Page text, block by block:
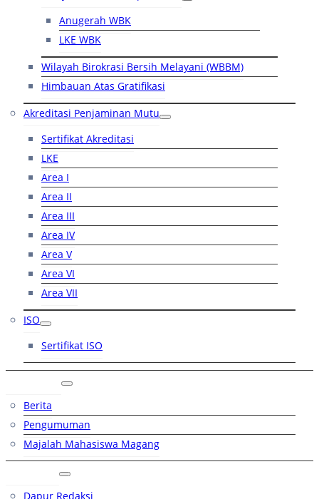
Anugerah WBK
LKE WBK
Wilayah Birokrasi Bersih Melayani (WBBM)
Himbauan Atas Gratifikasi
Akreditasi Penjaminan Mutu
Sertifikat Akreditasi
LKE
Area I
Area II
Area III
Area IV
Area V
Area VI
Area VII
ISO
Sertifikat ISO
Berita
Pengumuman
Majalah Mahasiswa Magang
Dapur Redaksi